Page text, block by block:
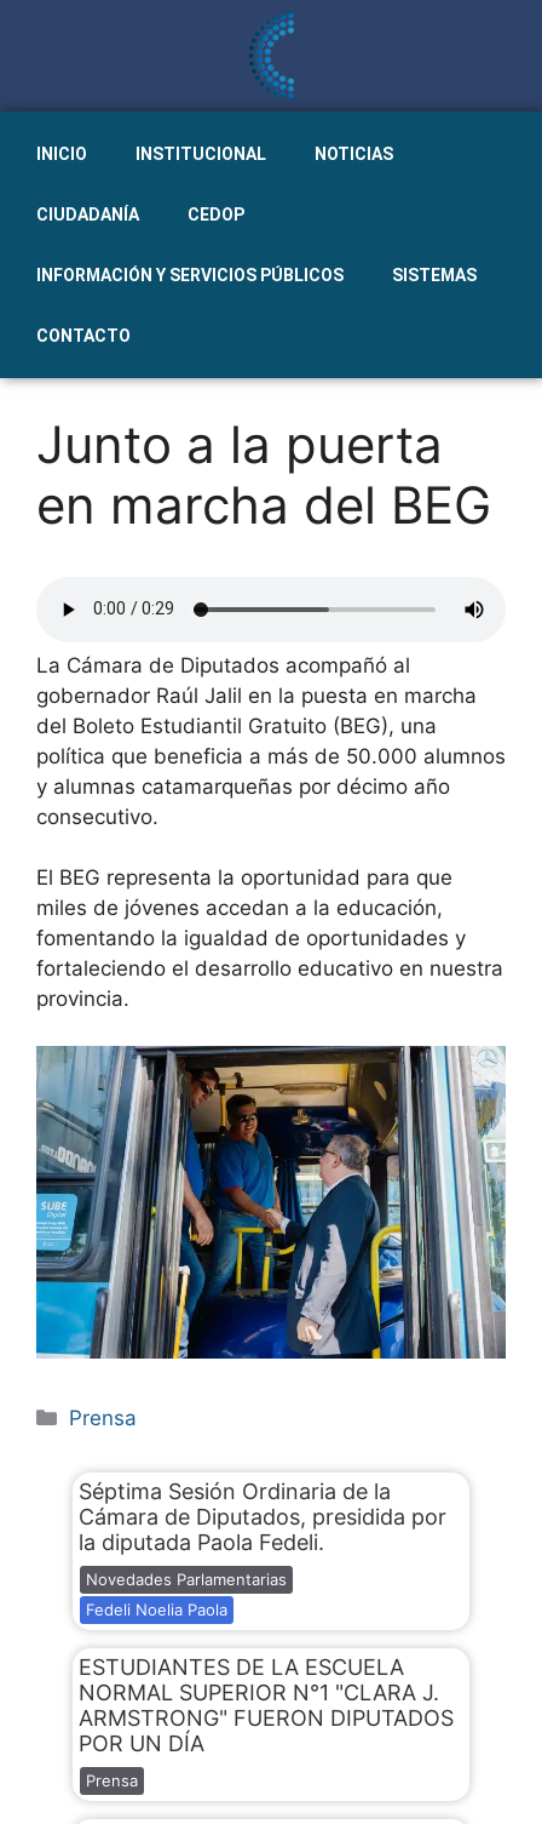
INICIO INSTITUCIONAL NOTICIAS
CIUDADANÍA CEDOP
INFORMACIÓN Y SERVICIOS PÚBLICOS SISTEMAS
CONTACTO
Junto a la puerta
en marcha del BEG
La Cámara de Diputados acompañó al
gobernador Raúl Jalil en la puesta en marcha
del Boleto Estudiantil Gratuito (BEG), una
política que beneficia a más de 50.000 alumnos
y alumnas catamarqueñas por décimo año
consecutivo.
El BEG representa la oportunidad para que
miles de jóvenes accedan a la educación,
fomentando la igualdad de oportunidades y
fortaleciendo el desarrollo educativo en nuestra
provincia.
Prensa
Séptima Sesión Ordinaria de la
Cámara de Diputados, presidida por
la diputada Paola Fedeli.
Novedades Parlamentarias
Fedeli Noelia Paola
ESTUDIANTES DE LA ESCUELA
NORMAL SUPERIOR N°1 "CLARA J.
ARMSTRONG" FUERON DIPUTADOS
POR UN DÍA
Prensa